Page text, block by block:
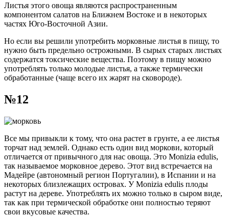
Листья этого овоща являются распространенным
компонентом салатов на Ближнем Востоке и в некоторых
частях Юго-Восточной Азии.
Но если вы решили употребить морковные листья в пищу, то
нужно быть предельно острожными. В сырых старых листьях
содержатся токсические вещества. Поэтому в пищу можно
употреблять только молодые листья, а также термически
обработанные (чаще всего их жарят на сковороде).
№12
Все мы привыкли к тому, что она растет в грунте, а ее листья
торчат над землей. Однако есть один вид моркови, который
отличается от привычного для нас овоща. Это Monizia edulis,
так называемое морковное дерево. Этот вид встречается на
Мадейре (автономный регион Португалии), в Испании и на
некоторых близлежащих островах. У Monizia edulis плоды
растут на дереве. Употреблять их можно только в сыром виде,
так как при термической обработке они полностью теряют
свои вкусовые качества.